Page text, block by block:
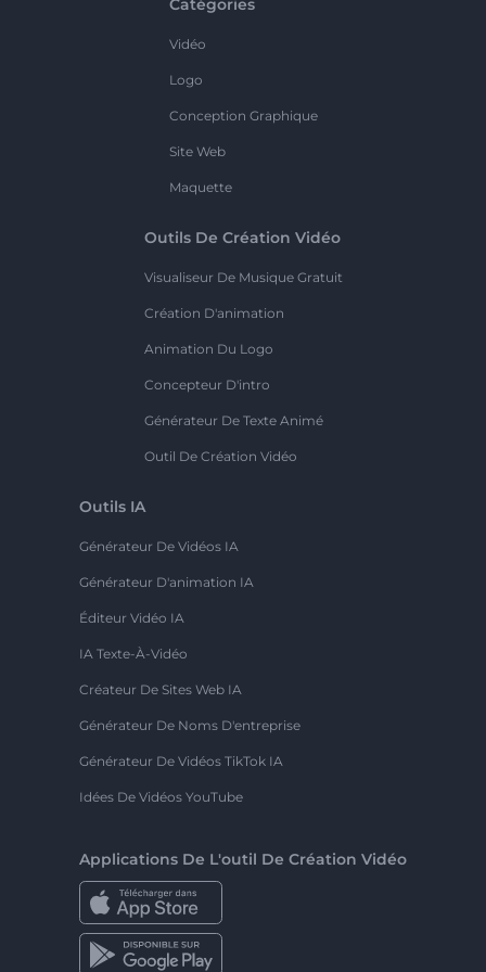
Catégories
Vidéo
Logo
Conception Graphique
Site Web
Maquette
Outils De Création Vidéo
Visualiseur De Musique Gratuit
Création D'animation
Animation Du Logo
Concepteur D'intro
Générateur De Texte Animé
Outil De Création Vidéo
Outils IA
Générateur De Vidéos IA
Générateur D'animation IA
Éditeur Vidéo IA
IA Texte-À-Vidéo
Créateur De Sites Web IA
Générateur De Noms D'entreprise
Générateur De Vidéos TikTok IA
Idées De Vidéos YouTube
Applications De L'outil De Création Vidéo